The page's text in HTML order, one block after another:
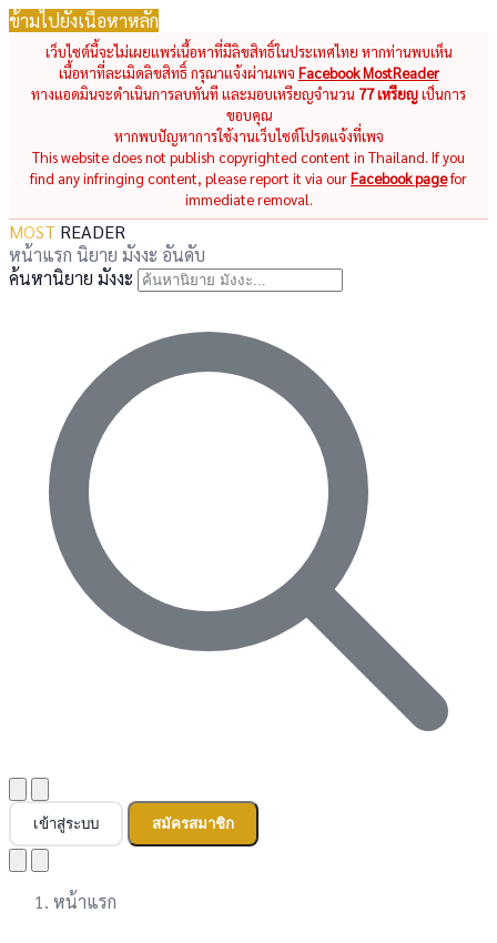
ข้ามไปยังเนื้อหาหลัก
เว็บไซต์นี้จะไม่เผยแพร่เนื้อหาที่มีลิขสิทธิ์ในประเทศไทย หากท่านพบเห็น
เนื้อหาที่ละเมิดลิขสิทธิ์ กรุณาแจ้งผ่านเพจ Facebook MostReader
ทางแอดมินจะดำเนินการลบทันที และมอบเหรียญจำนวน 77 เหรียญเป็นการ
ขอบคุณ
หากพบปัญหาการใช้งานเว็บไซต์โปรดแจ้งที่เพจ
This website does not publish copyrighted content in Thailand. If you
find any infringing content, please report it via ourFacebook pagefor
immediate removal.
MOST READER
หน้าแรก นิยาย มังงะ อันดับ
ค้นหานิยาย มังงะ
เข้าสู่ระบบ สมัครสมาชิก
หน้าแรก